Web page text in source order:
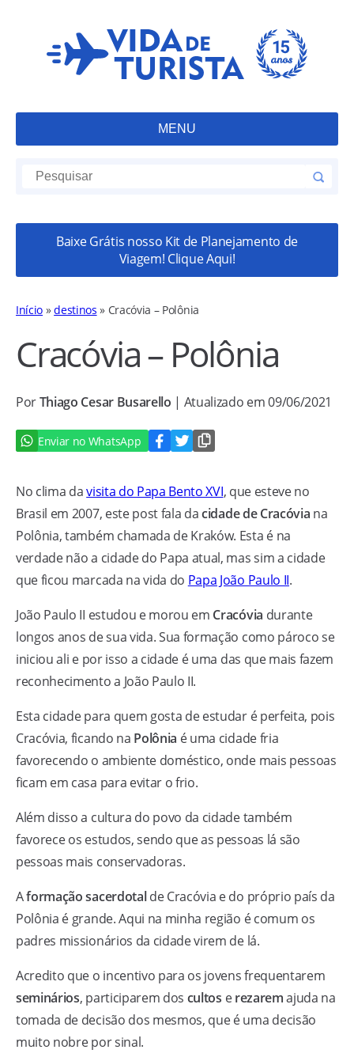
MENU
Baixe Grátis nosso Kit de Planejamento de
Viagem! Clique Aqui!
Início »destinos » Cracóvia – Polônia
Cracóvia – Polônia
PorThiago Cesar Busarello | Atualizado em 09/06/2021
Enviar no WhatsApp
No clima davisita do Papa Bento XVI, que esteve no
Brasil em 2007, este post fala dacidade de Cracóvia na
Polônia, também chamada de Kraków. Esta é na
verdade não a cidade do Papa atual, mas sim a cidade
que ficou marcada na vida do Papa João Paulo II.
João Paulo II estudou e morou em Cracóvia durante
longos anos de sua vida. Sua formação como pároco se
iniciou ali e por isso a cidade é uma das que mais fazem
reconhecimento a João Paulo II.
Esta cidade para quem gosta de estudar é perfeita, pois
Cracóvia, ficando na Polônia é uma cidade fria
favorecendo o ambiente doméstico, onde mais pessoas
ficam em casa para evitar o frio.
Além disso a cultura do povo da cidade também
favorece os estudos, sendo que as pessoas lá são
pessoas mais conservadoras.
Aformação sacerdotalde Cracóvia e do próprio país da
Polônia é grande. Aqui na minha região é comum os
padres missionários da cidade virem de lá.
Acredito que o incentivo para os jovens frequentarem
seminários, participarem dos cultos erezaremajuda na
tomada de decisão dos mesmos, que é uma decisão
muito nobre por sinal.